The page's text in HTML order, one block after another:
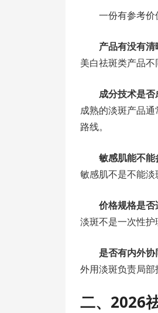
一份有参考价
产品有没有清
美白祛斑类产品不
成分技术是否
成熟的淡斑产品
路线。
敏感肌能不能
敏感肌不是不能
价格规格是否
淡斑不是一次性护
是否有内外协
外用淡斑负责局部
二、2026